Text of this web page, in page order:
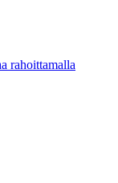
rahoittamalla